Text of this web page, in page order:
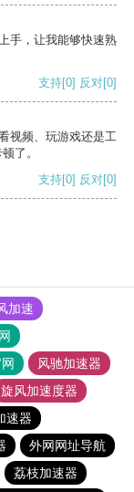
手，让我能够快速熟
支持[0] 反对[0]
视频、玩游戏还是工
了。
支持[0] 反对[0]
加速
风驰加速器
旋风加速度器
速器
外网网址导航
荔枝加速器